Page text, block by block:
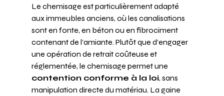
Le chemisage est particulièrement adapté
aux immeubles anciens, où les canalisations
sont en fonte, en béton ou en fibrociment
contenant de l’amiante. Plutôt que d’engager
une opération de retrait coûteuse et
réglementée, le chemisage permet une
contention conforme à la loi, sans
manipulation directe du matériau. La gaine